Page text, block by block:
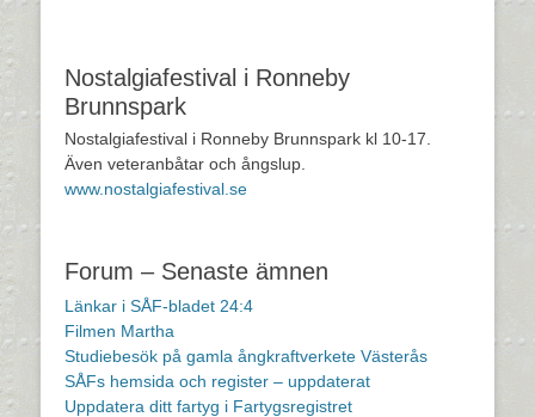
Nostalgiafestival i Ronneby
Brunnspark
Nostalgiafestival i Ronneby Brunnspark kl 10-17.
Även veteranbåtar och ångslup.
www.nostalgiafestival.se
Forum – Senaste ämnen
Länkar i SÅF-bladet 24:4
Filmen Martha
Studiebesök på gamla ångkraftverkete Västerås
SÅFs hemsida och register – uppdaterat
Uppdatera ditt fartyg i Fartygsregistret